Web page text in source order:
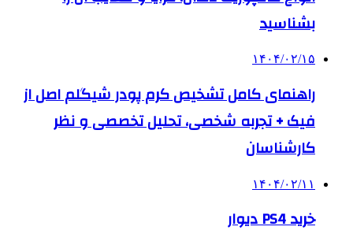
بشناسید
۱۴۰۴/۰۲/۱۵
راهنمای کامل تشخیص کرم پودر شیگلم اصل از
فیک + تجربه شخصی، تحلیل تخصصی و نظر
کارشناسان
۱۴۰۴/۰۲/۱۱
خرید PS4 دیوار